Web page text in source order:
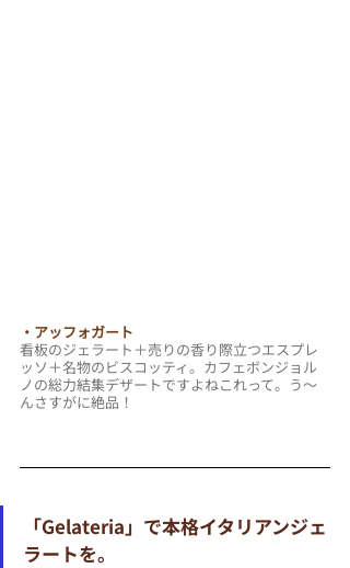
・アッフォガート
看板のジェラート＋売りの香り際立つエスプレ
ッソ＋名物のビスコッティ。カフェボンジョル
ノの総力結集デザートですよねこれって。う～
んさすがに絶品！
「Gelateria」で本格イタリアンジェ
ラートを。